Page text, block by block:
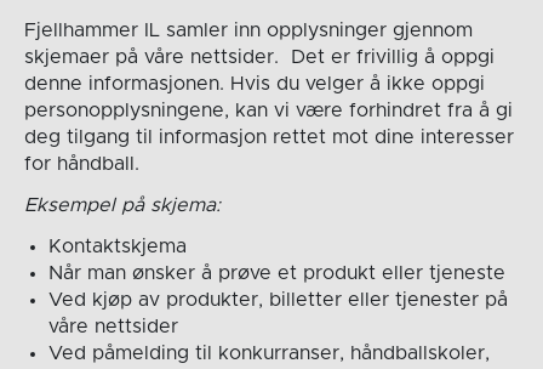
Fjellhammer IL samler inn opplysninger gjennom
skjemaer på våre nettsider. Det er frivillig å oppgi
denne informasjonen. Hvis du velger å ikke oppgi
personopplysningene, kan vi være forhindret fra å gi
deg tilgang til informasjon rettet mot dine interesser
for håndball.
Eksempel på skjema:
Kontaktskjema
Når man ønsker å prøve et produkt eller tjeneste
Ved kjøp av produkter, billetter eller tjenester på
våre nettsider
Ved påmelding til konkurranser, håndballskoler,